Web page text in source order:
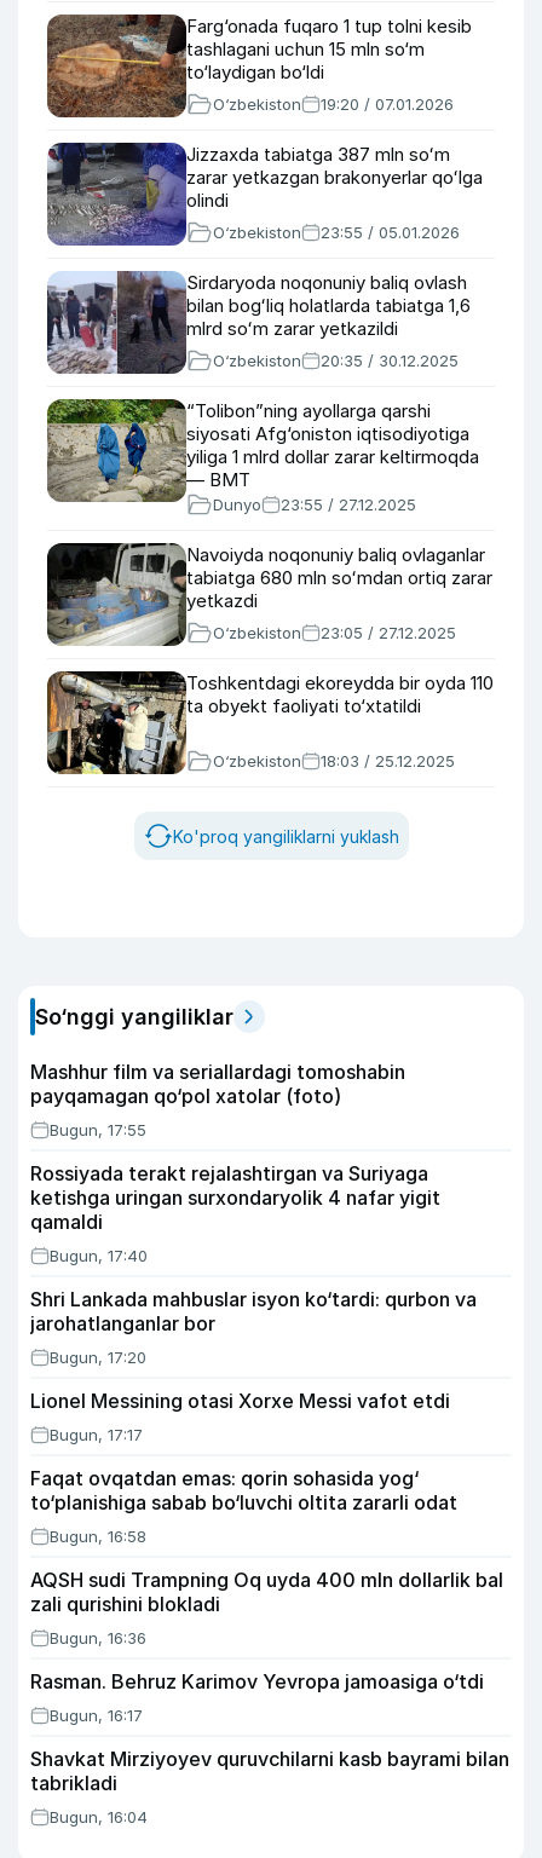
Farg‘onada fuqaro 1 tup tolni kesib
tashlagani uchun 15 mln so‘m
to‘laydigan bo‘ldi
O‘zbekiston 19:20 / 07.01.2026
Jizzaxda tabiatga 387 mln soʻm
zarar yetkazgan brakonyerlar qoʻlga
olindi
O‘zbekiston 23:55 / 05.01.2026
Sirdaryoda noqonuniy baliq ovlash
bilan bogʻliq holatlarda tabiatga 1,6
mlrd soʻm zarar yetkazildi
O‘zbekiston 20:35 / 30.12.2025
“Tolibon”ning ayollarga qarshi
siyosati Afg‘oniston iqtisodiyotiga
yiliga 1 mlrd dollar zarar keltirmoqda
— BMT
Dunyo 23:55 / 27.12.2025
Navoiyda noqonuniy baliq ovlaganlar
tabiatga 680 mln soʻmdan ortiq zarar
yetkazdi
O‘zbekiston 23:05 / 27.12.2025
Toshkentdagi ekoreydda bir oyda 110
ta obyekt faoliyati to‘xtatildi
O‘zbekiston 18:03 / 25.12.2025
Ko'proq yangiliklarni yuklash
So‘nggi yangiliklar
Mashhur film va seriallardagi tomoshabin
payqamagan qo‘pol xatolar (foto)
Bugun, 17:55
Rossiyada terakt rejalashtirgan va Suriyaga
ketishga uringan surxondaryolik 4 nafar yigit
qamaldi
Bugun, 17:40
Shri Lankada mahbuslar isyon ko‘tardi: qurbon va
jarohatlanganlar bor
Bugun, 17:20
Lionel Messining otasi Xorxe Messi vafot etdi
Bugun, 17:17
Faqat ovqatdan emas: qorin sohasida yog‘
to‘planishiga sabab bo‘luvchi oltita zararli odat
Bugun, 16:58
AQSH sudi Trampning Oq uyda 400 mln dollarlik bal
zali qurishini blokladi
Bugun, 16:36
Rasman. Behruz Karimov Yevropa jamoasiga o‘tdi
Bugun, 16:17
Shavkat Mirziyoyev quruvchilarni kasb bayrami bilan
tabrikladi
Bugun, 16:04